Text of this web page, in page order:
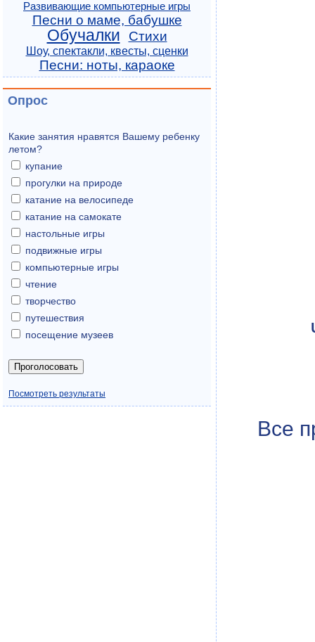
Все
Развивающие компьютерные игры
Песни о маме, бабушке
Обучалки Стихи
Шоу, спектакли, квесты, сценки
Песни: ноты, караоке
Опрос
Какие занятия нравятся Вашему ребенку
летом?
купание
прогулки на природе
катание на велосипеде
катание на самокате
настольные игры
подвижные игры
компьютерные игры
чтение
творчество
путешествия
посещение музеев
Посмотреть результаты